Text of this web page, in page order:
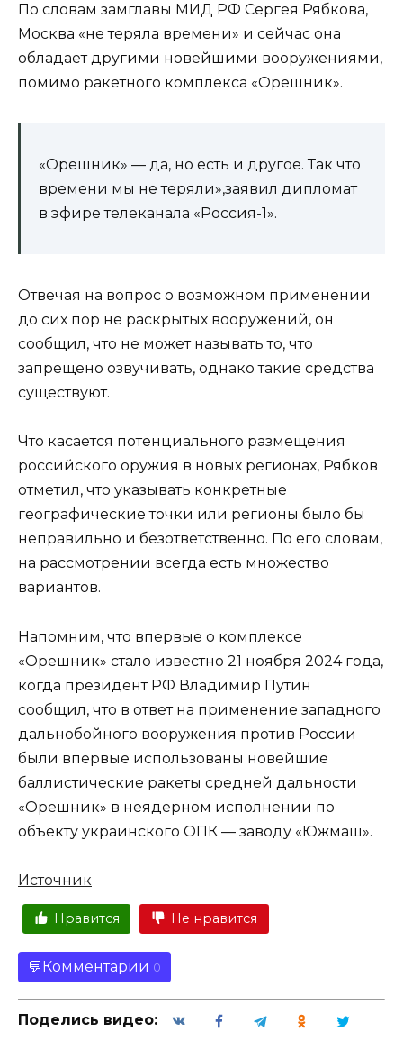
По словам замглавы МИД РФ Сергея Рябкова,
Москва «не теряла времени» и сейчас она
обладает другими новейшими вооружениями,
помимо ракетного комплекса «Орешник».
«Орешник» — да, но есть и другое. Так что
времени мы не теряли»,заявил дипломат
в эфире телеканала «Россия-1».
Отвечая на вопрос о возможном применении
до сих пор не раскрытых вооружений, он
сообщил, что не может называть то, что
запрещено озвучивать, однако такие средства
существуют.
Что касается потенциального размещения
российского оружия в новых регионах, Рябков
отметил, что указывать конкретные
географические точки или регионы было бы
неправильно и безответственно. По его словам,
на рассмотрении всегда есть множество
вариантов.
Напомним, что впервые о комплексе
«Орешник» стало известно 21 ноября 2024 года,
когда президент РФ Владимир Путин
сообщил, что в ответ на применение западного
дальнобойного вооружения против России
были впервые использованы новейшие
баллистические ракеты средней дальности
«Орешник» в неядерном исполнении по
объекту украинского ОПК — заводу «Южмаш».
Источник
Нравится Не нравится
Комментарии 0
Поделись видео: